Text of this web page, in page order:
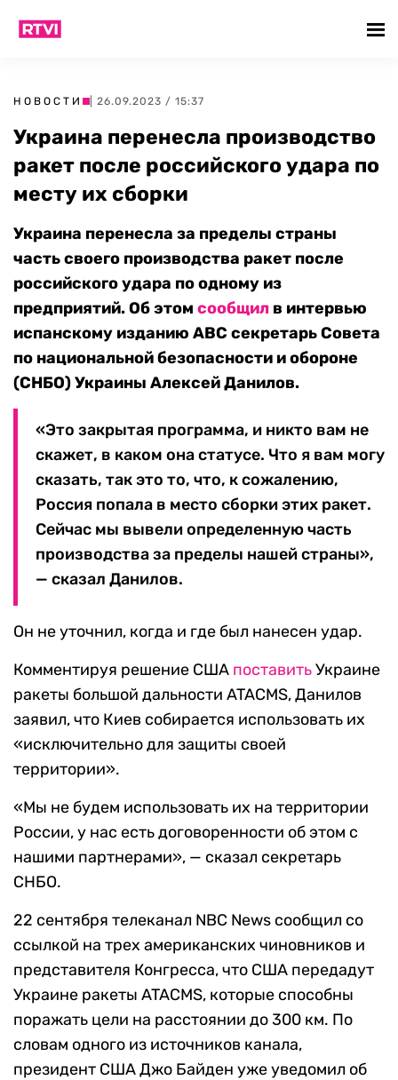
НОВОСТИ | 26.09.2023 / 15:37
Украина перенесла производство
ракет после российского удара по
месту их сборки
Украина перенесла за пределы страны
часть своего производства ракет после
российского удара по одному из
предприятий. Об этом сообщил в интервью
испанскому изданию АВС секретарь Совета
по национальной безопасности и обороне
(СНБО) Украины Алексей Данилов.
«Это закрытая программа, и никто вам не
скажет, в каком она статусе. Что я вам могу
сказать, так это то, что, к сожалению,
Россия попала в место сборки этих ракет.
Сейчас мы вывели определенную часть
производства за пределы нашей страны»,
— сказал Данилов.
Он не уточнил, когда и где был нанесен удар.
Комментируя решение США поставитьУкраине
ракеты большой дальности ATACMS, Данилов
заявил, что Киев собирается использовать их
«исключительно для защиты своей
территории».
«Мы не будем использовать их на территории
России, у нас есть договоренности об этом с
нашими партнерами», — сказал секретарь
СНБО.
22 сентября телеканал NBC News сообщил со
ссылкой на трех американских чиновников и
представителя Конгресса, что США передадут
Украине ракеты ATACMS, которые способны
поражать цели на расстоянии до 300 км. По
словам одного из источников канала,
президент США Джо Байден уже уведомил об